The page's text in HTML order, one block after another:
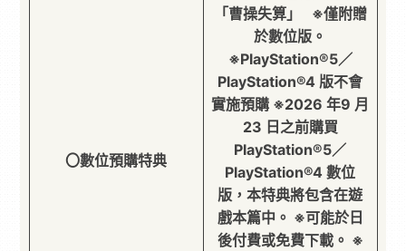
〇數位預購特典
「曹操失算」 ※僅附贈
於數位版。
※PlayStation®5／
PlayStation®4 版不會
實施預購 ※2026 年9 月
23 日之前購買
PlayStation®5／
PlayStation®4 數位
版，本特典將包含在遊
戲本篇中。 ※可能於日
後付費或免費下載。 ※